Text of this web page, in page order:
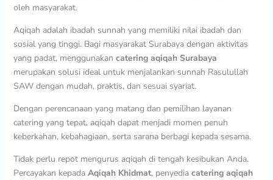
oleh masyarakat.
Aqiqah adalah ibadah sunnah yang memiliki nilai ibadah dan
sosial yang tinggi. Bagi masyarakat Surabaya dengan aktivitas
yang padat, menggunakan catering aqiqah Surabaya
merupakan solusi ideal untuk menjalankan sunnah Rasulullah
SAW dengan mudah, praktis, dan sesuai syariat.
Dengan perencanaan yang matang dan pemilihan layanan
catering yang tepat, aqiqah dapat menjadi momen penuh
keberkahan, kebahagiaan, serta sarana berbagi kepada sesama.
Tidak perlu repot mengurus aqiqah di tengah kesibukan Anda.
Percayakan kepada Aqiqah Khidmat, penyedia catering aqiqah